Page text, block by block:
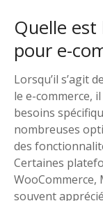
Quelle
pour e-
Lorsqu’il s’agit
le e-commerce,
besoins
nombreuses
des
Certaines
WooCommerce,
souvent